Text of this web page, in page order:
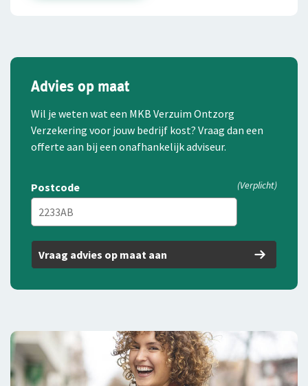
Advies op maat
Wil je weten wat een MKB Verzuim Ontzorg
Verzekering voor jouw bedrijf kost? Vraag dan een
offerte aan bij een onafhankelijk adviseur.
Postcode (Verplicht)
Vraag advies op maat aan